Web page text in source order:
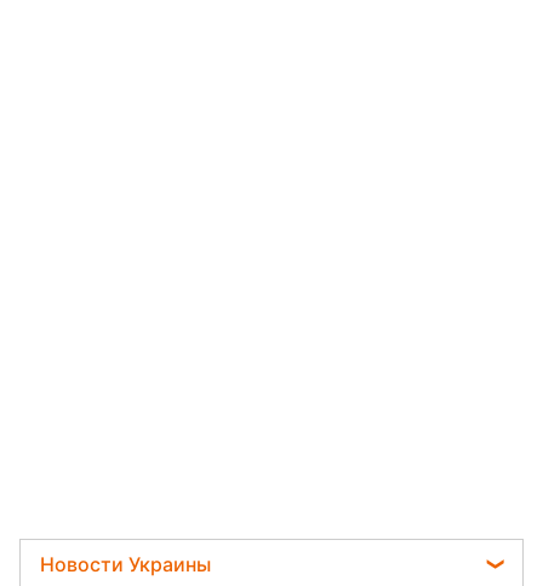
Новости Украины